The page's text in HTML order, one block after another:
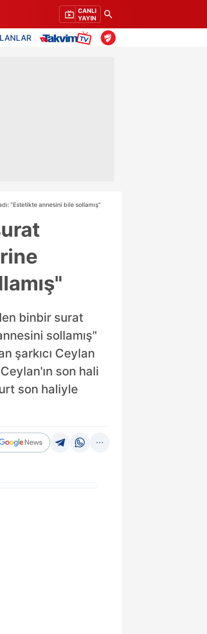
CANLI
YAYIN
"Estetikte annesini bile sollamış"
binbir surat
sollamış"
şarkıcı Ceylan
son hali
son haliyle